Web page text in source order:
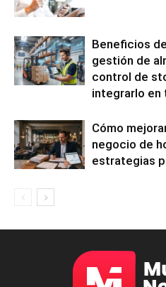
Beneficios
gestión de
control de
integrarlo en
Cómo
negocio de
estrategias